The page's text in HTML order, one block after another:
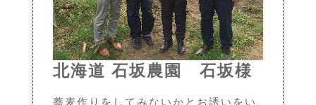
北海道 石坂農園 石坂様
蕎麦作りをしてみないかとお誘いをい